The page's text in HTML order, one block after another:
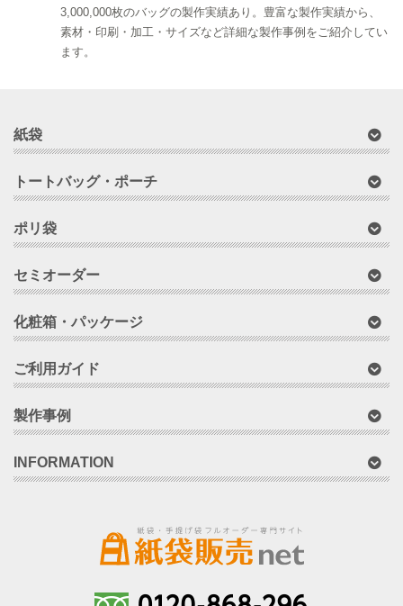
3,000,000枚のバッグの製作実績あり。豊富な製作実績から、
素材・印刷・加工・サイズなど詳細な製作事例をご紹介してい
ます。
紙袋
トートバッグ・ポーチ
ポリ袋
セミオーダー
化粧箱・パッケージ
ご利用ガイド
製作事例
INFORMATION